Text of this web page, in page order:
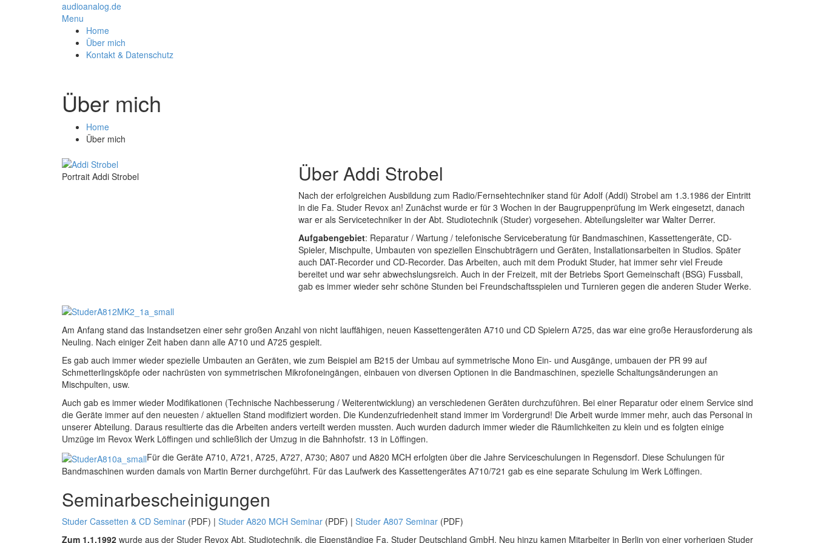
audioanalog.de
Menu
Home
Über mich
Kontakt & Datenschutz
Über mich
Home
Über mich
Portrait Addi Strobel Über Addi Strobel
Nach der erfolgreichen Ausbildung zum Radio/Fernsehtechniker stand für Adolf (Addi) Strobel am 1.3.1986 der Eintritt
in die Fa. Studer Revox an! Zunächst wurde er für 3 Wochen in der Baugruppenprüfung im Werk eingesetzt, danach
war er als Servicetechniker in der Abt. Studiotechnik (Studer) vorgesehen. Abteilungsleiter war Walter Derrer.
Aufgabengebiet: Reparatur / Wartung / telefonische Serviceberatung für Bandmaschinen, Kassettengeräte, CD-
Spieler, Mischpulte, Umbauten von speziellen Einschubträgern und Geräten, Installationsarbeiten in Studios. Später
auch DAT-Recorder und CD-Recorder. Das Arbeiten, auch mit dem Produkt Studer, hat immer sehr viel Freude
bereitet und war sehr abwechslungsreich. Auch in der Freizeit, mit der Betriebs Sport Gemeinschaft (BSG) Fussball,
gab es immer wieder sehr schöne Stunden bei Freundschaftsspielen und Turnieren gegen die anderen Studer Werke.
Am Anfang stand das Instandsetzen einer sehr großen Anzahl von nicht lauffähigen, neuen Kassettengeräten A710 und CD Spielern A725, das war eine große Herausforderung als
Neuling. Nach einiger Zeit haben dann alle A710 und A725 gespielt.
Es gab auch immer wieder spezielle Umbauten an Geräten, wie zum Beispiel am B215 der Umbau auf symmetrische Mono Ein- und Ausgänge, umbauen der PR 99 auf
Schmetterlingsköpfe oder nachrüsten von symmetrischen Mikrofoneingängen, einbauen von diversen Optionen in die Bandmaschinen, spezielle Schaltungsänderungen an
Mischpulten, usw.
Auch gab es immer wieder Modifikationen (Technische Nachbesserung / Weiterentwicklung) an verschiedenen Geräten durchzuführen. Bei einer Reparatur oder einem Service sind
die Geräte immer auf den neuesten / aktuellen Stand modifiziert worden. Die Kundenzufriedenheit stand immer im Vordergrund! Die Arbeit wurde immer mehr, auch das Personal in
unserer Abteilung. Daraus resultierte das die Arbeiten anders verteilt werden mussten. Auch wurden dadurch immer wieder die Räumlichkeiten zu klein und es folgten einige
Umzüge im Revox Werk Löffingen und schließlich der Umzug in die Bahnhofstr. 13 in Löffingen.
Für die Geräte A710, A721, A725, A727, A730; A807 und A820 MCH erfolgten über die Jahre Serviceschulungen in Regensdorf. Diese Schulungen für
Bandmaschinen wurden damals von Martin Berner durchgeführt. Für das Laufwerk des Kassettengerätes A710/721 gab es eine separate Schulung im Werk Löffingen.
Seminarbescheinigungen
Studer Cassetten & CD Seminar (PDF) | Studer A820 MCH Seminar (PDF) | Studer A807 Seminar (PDF)
Zum 1.1.1992 wurde aus der Studer Revox Abt. Studiotechnik, die Eigenständige Fa. Studer Deutschland GmbH. Neu hinzu kamen Mitarbeiter in Berlin von einer vorherigen Studer